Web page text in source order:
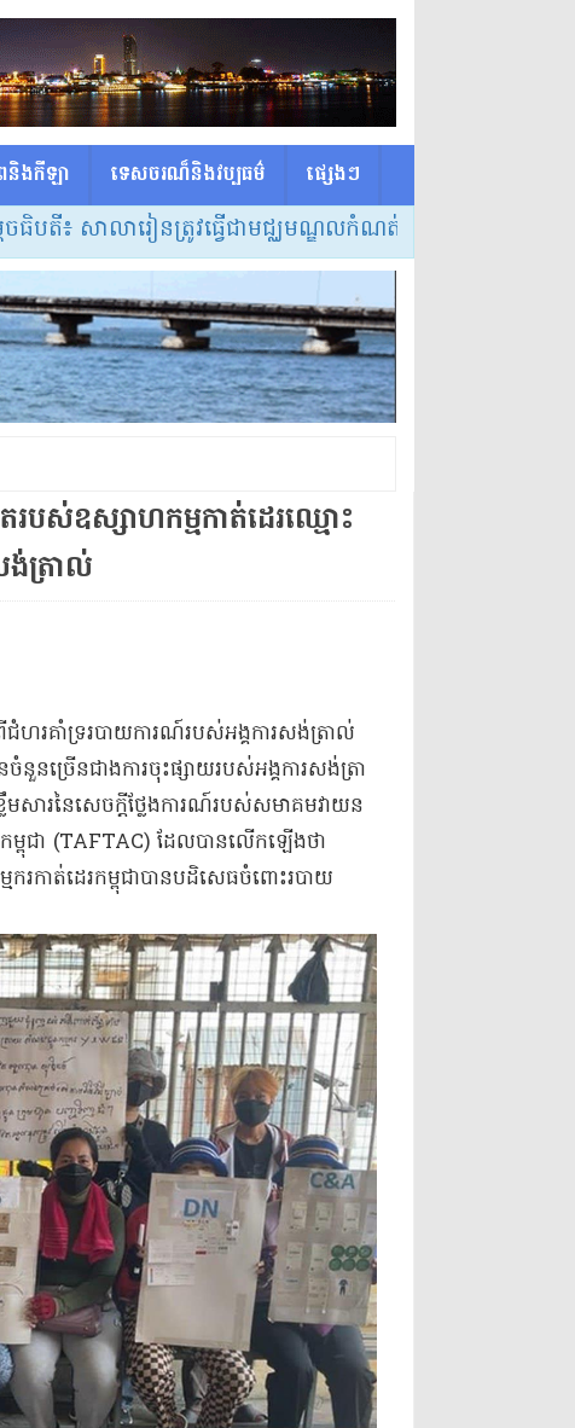
និងកីឡា ទេសចរណ៏និងវប្បធម៌ ផ្សេង​ៗ
សាលារៀនត្រូវធ្វើជាមជ្ឈមណ្ឌលកំណត់វិធីសាស្ត្របង្រៀន និងលក្
ស់​ឧស្សាហកម្ម​កាត់ដេរ​ឈ្មោះ
ត្រាល់
រ​គាំទ្រ​របាយការណ៍​របស់​អង្គ​ការសង់​ត្រា​ល់
ច្រើនជាង​ការចុះផ្សាយ​របស់​អង្គ​ការសង់​ត្រា​
ារ​នៃ​សេចក្តីថ្លែងការណ៍​របស់​សមាគម​វាយ​ន​
ជា (TAFTAC) ដែល​បាន​លើកឡើងថា
កាត់​ដេរ​កម្ពុជា​បាន​បដិសេធ​ចំពោះ​របាយ